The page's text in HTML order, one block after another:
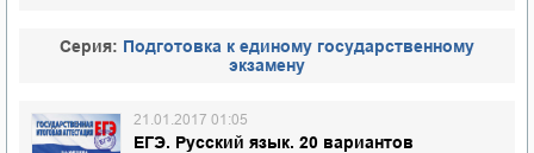
Cерия: Подготовка к единому государственному
экзамену
ЕГЭ. Русский язык. 20 вариантов
21.01.2017 01:05